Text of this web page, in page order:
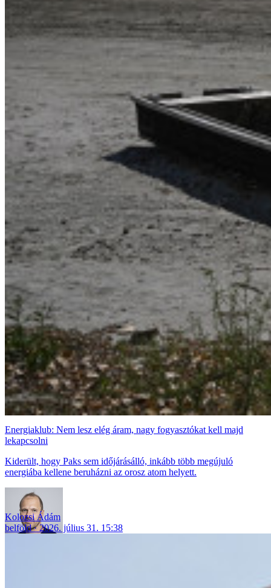
Energiaklub: Nem lesz elég áram, nagy fogyasztókat kell majd
lekapcsolni
Kiderült, hogy Paks sem időjárásálló, inkább több megújuló
energiába kellene beruházni az orosz atom helyett.
Kolozsi Ádám
belföld
2026. július 31. 15:38